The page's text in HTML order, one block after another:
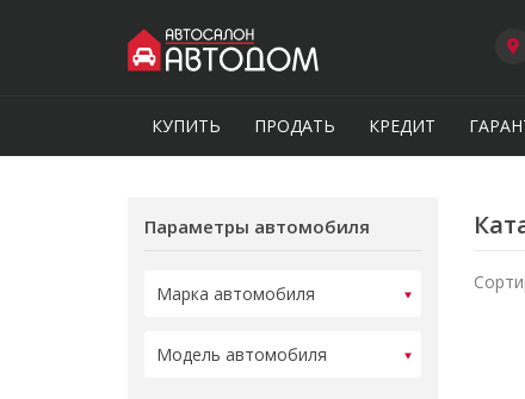
КУПИТЬ ПРОДАТЬ КРЕДИТ
Параметры автомобиля